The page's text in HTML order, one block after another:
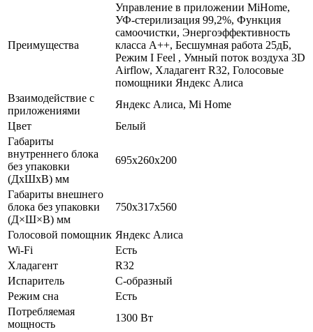
Преимущества
Управление в приложении MiHome,
УФ-стерилизация 99,2%, Функция
самоочистки, Энергоэффективность
класса A++, Бесшумная работа 25дБ,
Режим I Feel , Умный поток воздуха 3D
Airflow, Хладагент R32, Голосовые
помощники Яндекс Алиса
Взаимодействие с
приложениями
Яндекс Алиса, Mi Home
Цвет
Белый
Габариты
внутреннего блока
без упаковки
(ДхШхВ) мм
695х260х200
Габариты внешнего
блока без упаковки
(Д×Ш×В) мм
750х317х560
Голосовой помощник Яндекс Алиса
Wi-Fi
Есть
Хладагент
R32
Испаритель
C-образный
Режим сна
Есть
Потребляемая
мощность
1300 Вт